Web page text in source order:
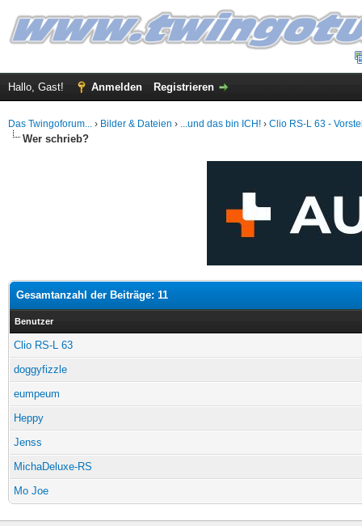
Hallo, Gast! Anmelden Registrieren
Das Twingoforum... › Bilder & Dateien › ...und das bin ICH! › Clio RS-L 63 -
Wer schrieb?
Gesamtanzahl der Beiträge: 11
Benutzer
Clio RS-L 63
doggyfizzle
eumpeum
Heppy
Jenss
MichaDeluxe-RS
Mo Joe